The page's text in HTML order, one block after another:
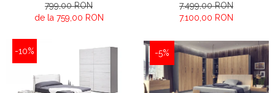
799,00 RON
de la 759,00 RON
7.499,00 RON
7.100,00 RON
-10% -5%